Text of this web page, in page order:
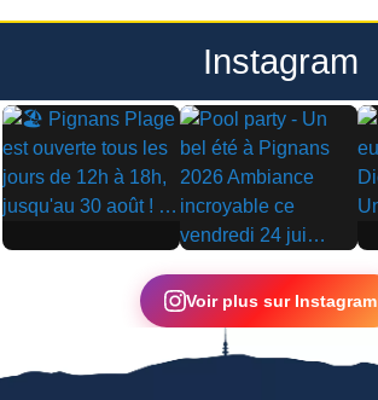
Instagram
▶
▶
▶
Voir plus sur Instagram